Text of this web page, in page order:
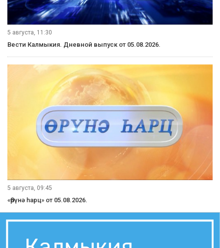
5 августа, 11:30
Вести Калмыкия. Дневной выпуск от 05.08.2026.
5 августа, 09:45
«Өрүнә һарц» от 05.08.2026.